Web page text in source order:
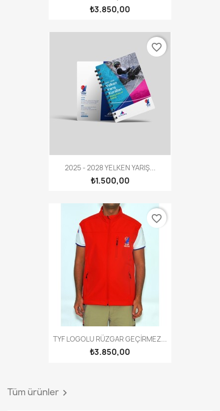
₺3.850,00
2025 - 2028 YELKEN YARIŞ...
₺1.500,00
favorite_border
TYF LOGOLU RÜZGAR GEÇİRMEZ...
₺3.850,00
favorite_border
Tüm ürünler 